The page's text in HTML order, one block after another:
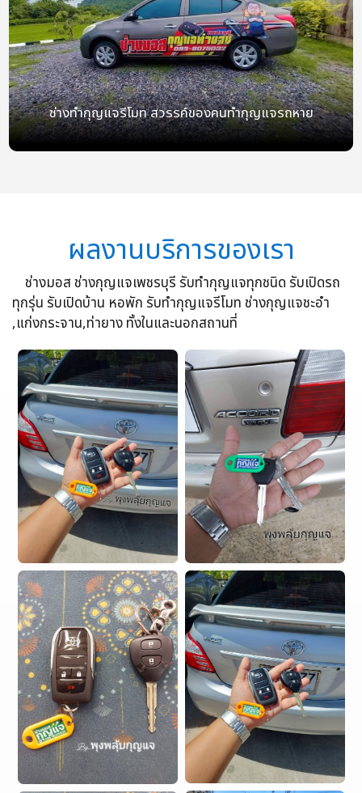
ช่างทำกุญแจรีโมท สวรรค์ของคนทำกุญแจรถหาย
ผลงานบริการของเรา
ช่างมอส ช่างกุญแจเพชรบุรี รับทำกุญแจทุกชนิด รับเปิดรถ
ทุกรุ่น รับเปิดบ้าน หอพัก รับทำกุญแจรีโมท ช่างกุญแจชะอำ
,แก่งกระจาน,ท่ายาง ทั้งในและนอกสถานที่